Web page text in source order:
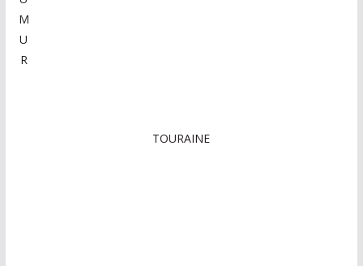
M
U
R
TOURAINE